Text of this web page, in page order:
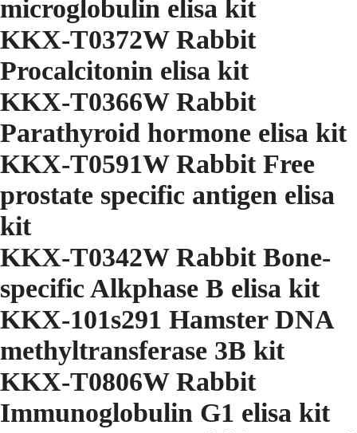
microglobulin elisa kit
KKX-T0372W Rabbit
Procalcitonin elisa kit
KKX-T0366W Rabbit
Parathyroid hormone elisa kit
KKX-T0591W Rabbit Free
prostate specific antigen elisa
kit
KKX-T0342W Rabbit Bone-
specific Alkphase B elisa kit
KKX-101s291 Hamster DNA
methyltransferase 3B kit
KKX-T0806W Rabbit
Immunoglobulin G1 elisa kit